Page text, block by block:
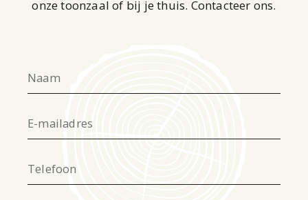
onze toonzaal of bij je thuis. Contacteer ons.
Naam
E-mailadres
Telefoon